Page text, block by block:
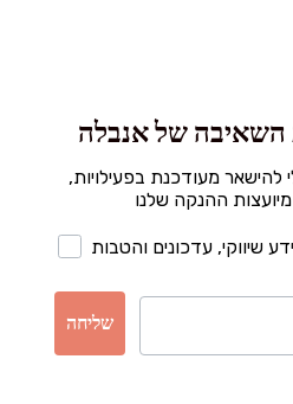
השאיבה של אנבלה
להישאר מעודכנת בפעילויות,
ההנקה שלנו
שיווקי, עדכונים והטבות
שליחה